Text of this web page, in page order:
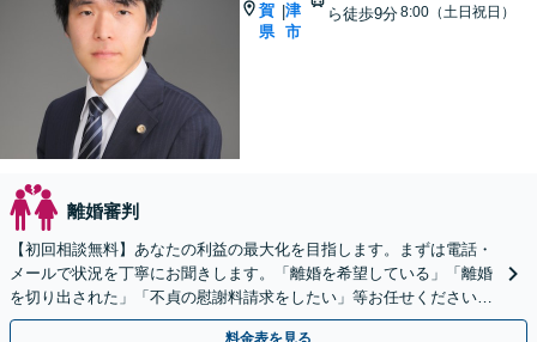
賀
県
|津
市
ら徒歩9分8:00（土日祝日）
離婚審判
【初回相談無料】あなたの利益の最大化を目指します。まずは電話・
メールで状況を丁寧にお聞きします。「離婚を希望している」「離婚
を切り出された」「不貞の慰謝料請求をしたい」等お任せください。
【リーズナブルな料金設定】
料金表を見る